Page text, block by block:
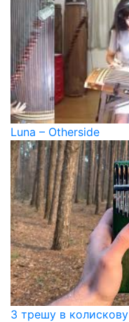
Luna – Otherside
З трешу в колискову